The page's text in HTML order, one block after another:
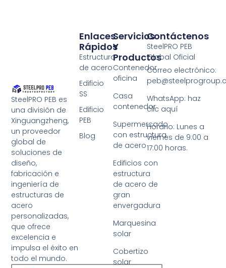
SteelPRO PEB es
una división de
Xinguangzheng,
un proveedor
global de
soluciones de
diseño,
fabricación e
ingeniería de
estructuras de
acero
personalizadas,
que ofrece
excelencia e
impulsa el éxito en
todo el mundo.
Servicios
Y
Productos
Contenedor
oficina
Casa
contenedor
Supermercado
con estructura
de acero
Edificios con
estructura
de acero de
gran
envergadura
Marquesina
solar
Cobertizo
solar
Enlaces
Rápidos
Estructura
de acero
Edificio
SS
Edificio
PEB
Blog
Contáctenos
SteelPRO PEB
Global Oficial
Correo electrónico:
WhatsApp: haz
clic aquí
Horario: Lunes a
viernes de 9:00 a
17:00 horas.